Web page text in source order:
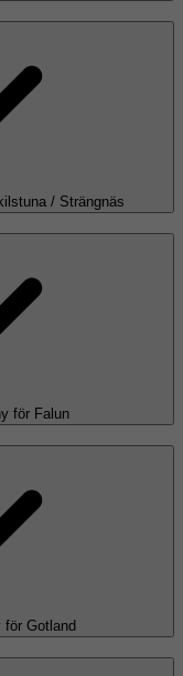
/ Strängnäs
för Falun
för Gotland